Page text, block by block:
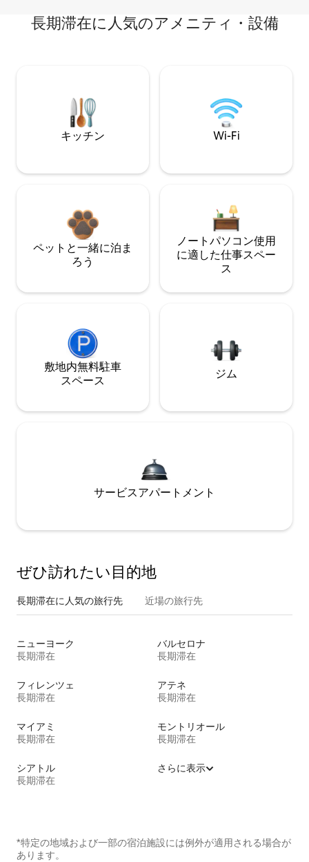
長期滞在に人気のアメニティ・設備
キッチン Wi-Fi
ペットと一緒に泊ま
ろう
ノートパソコン使用
に適した仕事スペー
ス
敷地内無料駐⁠車
ス⁠ペ⁠ー⁠ス
ジム
サービスアパートメント
ぜひ訪⁠れ⁠た⁠い目⁠的⁠地
長期滞在に人気の旅行先 近場の旅行先
ニューヨーク
長期滞在
バルセロナ
長期滞在
フィレンツェ
長期滞在
アテネ
長期滞在
マイアミ
長期滞在
モントリオール
長期滞在
シアトル
長期滞在
さらに表示
*特定の地域および一部の宿泊施設には例外が適用される場合が
あります。